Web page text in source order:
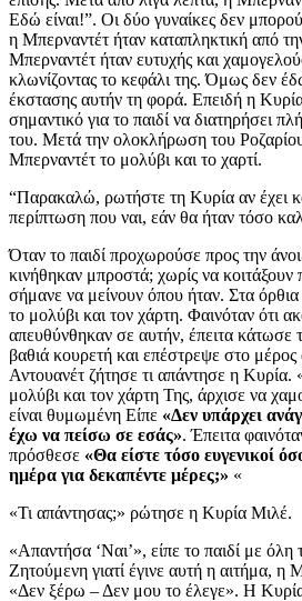
Εδώ είναι!”. Οι δύο γυναίκες δεν
η Μπερναντέτ ήταν καταπληκτική από
Μπερναντέτ ήταν ευτυχής και
κλωνίζοντας το κεφάλι της. Όμως δεν
έκστασης αυτήν τη φορά. Επειδή η
σημαντικό για το παιδί να διατηρήσει
του. Μετά την ολοκλήρωση του
Μπερναντέτ το μολύβι και το χαρτί.
“Παρακαλώ, ρωτήστε τη Κυρία αν έχει
περίπτωση που ναι, εάν θα ήταν τόσο
Όταν το παιδί προχωρούσε προς την
κινήθηκαν μπροστά; χωρίς να
σήμανε να μείνουν όπου ήταν. Στα
το μολύβι και τον χάρτη. Φαινόταν ότι
απευθύνθηκαν σε αυτήν, έπειτα κάτωσε
βαθιά κουρετή και επέστρεψε στο
Αντουανέτ ζήτησε τι απάντησε η
μολύβι και τον χάρτη Της, άρχισε να
είναι θυμωμένη Είπε «Δεν υπάρχει
έχω να πείσω σε εσάς». Έπειτα
πρόσθεσε «Θα είστε τόσο ευγενικοί
ημέρα για δεκαπέντε μέρες;» «
«Τι απάντησας;» ρώτησε η Κυρία Μιλέ.
«Απαντήσα ‘Ναι’», είπε το παιδί με όλη
Ζητούμενη γιατί έγινε αυτή η αιτήμα, η
«Δεν ξέρω – Δεν μου το έλεγε». Η